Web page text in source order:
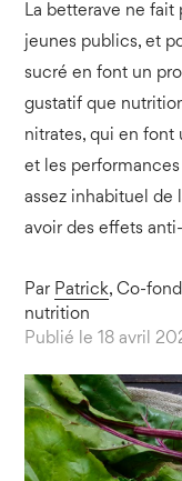
La betterave ne fait
jeunes publics, et
sucré en font un
gustatif que
nitrates, qui en font
et les
assez inhabituel de
avoir des effets
Par Patrick, Co-
nutrition
Publié le 18 avril